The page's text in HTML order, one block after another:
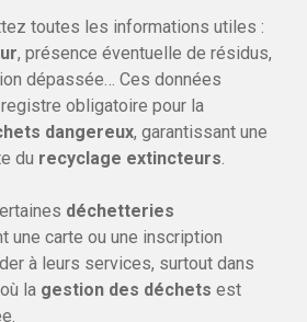
toutes les informations utiles :
, présence éventuelle de résidus,
dépassée… Ces données
obligatoire pour la
dangereux, garantissant une
du recyclage extincteurs.
déchetteries
une carte ou une inscription
à leurs services, surtout dans
la gestion des déchets est